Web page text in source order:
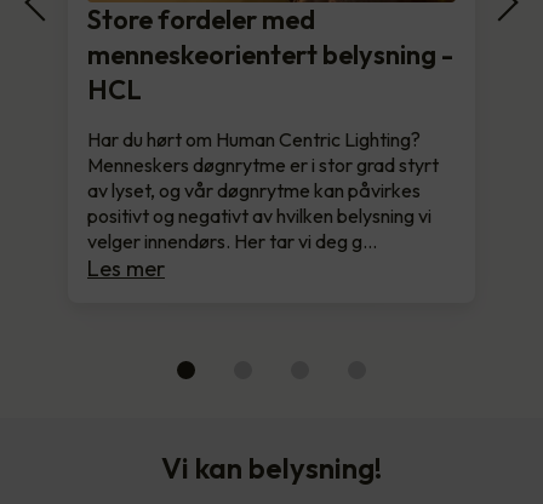
Store fordeler med
menneskeorientert belysning -
HCL
Har du hørt om Human Centric Lighting?
Menneskers døgnrytme er i stor grad styrt
av lyset, og vår døgnrytme kan påvirkes
positivt og negativt av hvilken belysning vi
velger innendørs. Her tar vi deg g…
Les mer
Vi kan belysning!